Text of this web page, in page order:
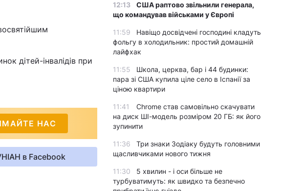
дітей-інвалідів при
НАС
в Facebook
12:13
США раптово звільнили генерала,
що командував військами у Європі
11:59
Навіщо досвідчені господині кладуть
фольгу в холодильник: простий домашній
лайфхак
11:55
Школа, церква, бар і 44 будинки:
пара зі США купила ціле село в Іспанії за
ціною квартири
11:41
Chrome став самовільно скачувати
на диск ШІ-модель розміром 20 ГБ: як його
зупинити
11:36
Три знаки Зодіаку будуть головними
щасливчиками нового тижня
11:30
5 хвилин - і оси більше не
турбуватимуть: як швидко та безпечно